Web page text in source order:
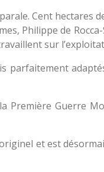
Cent hectares
Philippe de
sur
parfaitement
Première Guerre
et est